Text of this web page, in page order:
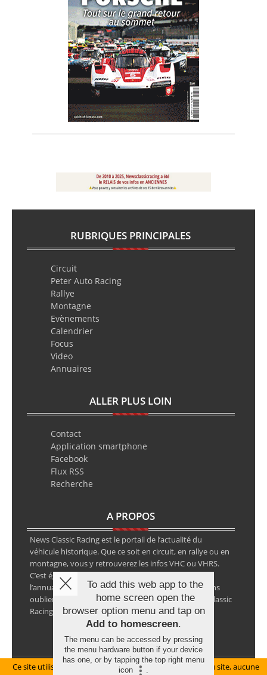
RUBRIQUES PRINCIPALES
Circuit
Peter Auto Racing
Rallye
Montagne
Evènements
Calendrier
Focus
Video
Annuaires
ALLER PLUS LOIN
Contact
Application smartphone
Facebook
Flux RSS
Recherche
A PROPOS
News Classic Racing est le portail de l’actualité du
véhicule historique. Que ce soit en circuit, en rallye ou en
montagne, vous y retrouverez les infos VHC ou VHRS.
C’est également le calendrier des épreuves ainsi que
l’annuaire des spécialistes de la voiture ancienne, sans
oublier les petites annonces avec notre partenaire Classic
Racing Annonces.
Mentions légales
Ce site utilise des cookies pour le bon fonctionnement du site, aucune
To add this web app to the
home screen open the
browser option menu and tap on
Add to homescreen.
The menu can be accessed by pressing
the menu hardware button if your device
has one, or by tapping the top right menu
icon
.